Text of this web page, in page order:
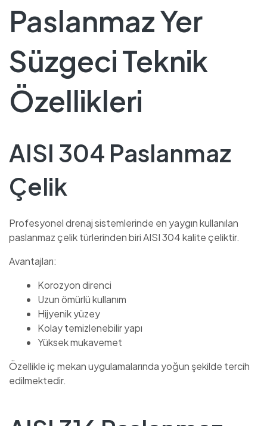
Paslanmaz Yer
Süzgeci Teknik
Özellikleri
AISI 304 Paslanmaz
Çelik
Profesyonel drenaj sistemlerinde en yaygın kullanılan
paslanmaz çelik türlerinden biri AISI 304 kalite çeliktir.
Avantajları:
Korozyon direnci
Uzun ömürlü kullanım
Hijyenik yüzey
Kolay temizlenebilir yapı
Yüksek mukavemet
Özellikle iç mekan uygulamalarında yoğun şekilde tercih
edilmektedir.